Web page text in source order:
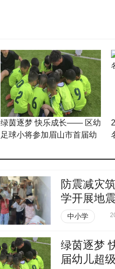
绿茵逐梦 快乐成长—— 区幼
足球小将参加眉山市首届幼
防震减灾
学开展地
中小学
绿茵逐梦
届幼儿超